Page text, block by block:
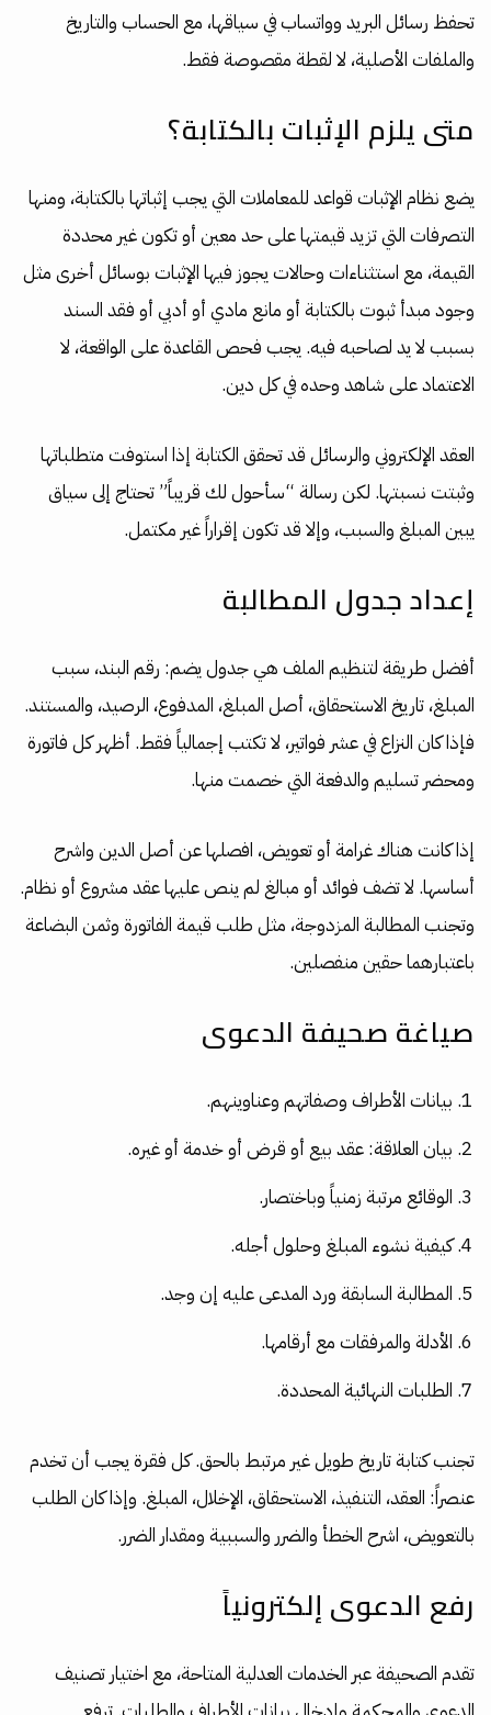
تحفظ رسائل البريد وواتساب في سياقها، مع الحساب والتاريخ
والملفات الأصلية، لا لقطة مقصوصة فقط.
متى يلزم الإثبات بالكتابة؟
يضع نظام الإثبات قواعد للمعاملات التي يجب إثباتها بالكتابة، ومنها
التصرفات التي تزيد قيمتها على حد معين أو تكون غير محددة
القيمة، مع استثناءات وحالات يجوز فيها الإثبات بوسائل أخرى مثل
وجود مبدأ ثبوت بالكتابة أو مانع مادي أو أدبي أو فقد السند
بسبب لا يد لصاحبه فيه. يجب فحص القاعدة على الواقعة، لا
الاعتماد على شاهد وحده في كل دين.
العقد الإلكتروني والرسائل قد تحقق الكتابة إذا استوفت متطلباتها
وثبتت نسبتها. لكن رسالة “سأحول لك قريباً” تحتاج إلى سياق
يبين المبلغ والسبب، وإلا قد تكون إقراراً غير مكتمل.
إعداد جدول المطالبة
أفضل طريقة لتنظيم الملف هي جدول يضم: رقم البند، سبب
المبلغ، تاريخ الاستحقاق، أصل المبلغ، المدفوع، الرصيد، والمستند.
فإذا كان النزاع في عشر فواتير، لا تكتب إجمالياً فقط. أظهر كل فاتورة
ومحضر تسليم والدفعة التي خصمت منها.
إذا كانت هناك غرامة أو تعويض، افصلها عن أصل الدين واشرح
أساسها. لا تضف فوائد أو مبالغ لم ينص عليها عقد مشروع أو نظام.
وتجنب المطالبة المزدوجة، مثل طلب قيمة الفاتورة وثمن البضاعة
باعتبارهما حقين منفصلين.
صياغة صحيفة الدعوى
بيانات الأطراف وصفاتهم وعناوينهم.
بيان العلاقة: عقد بيع أو قرض أو خدمة أو غيره.
الوقائع مرتبة زمنياً وباختصار.
كيفية نشوء المبلغ وحلول أجله.
المطالبة السابقة ورد المدعى عليه إن وجد.
الأدلة والمرفقات مع أرقامها.
الطلبات النهائية المحددة.
تجنب كتابة تاريخ طويل غير مرتبط بالحق. كل فقرة يجب أن تخدم
عنصراً: العقد، التنفيذ، الاستحقاق، الإخلال، المبلغ. وإذا كان الطلب
بالتعويض، اشرح الخطأ والضرر والسببية ومقدار الضرر.
رفع الدعوى إلكترونياً
تقدم الصحيفة عبر الخدمات العدلية المتاحة، مع اختيار تصنيف